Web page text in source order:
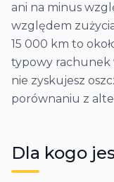
ani na minus
względem
15 000 km to
typowy rachunek
nie zyskujesz
porównaniu z
Dla kogo